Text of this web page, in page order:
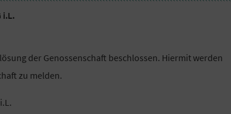
i.L.
der Genossenschaft beschlossen. Hiermit werden
zu melden.